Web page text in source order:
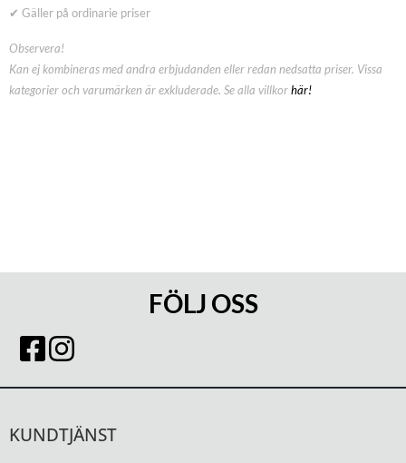
✔ Gäller på ordinarie priser
Observera!
Kan ej kombineras med andra erbjudanden eller redan nedsatta priser. Vissa
kategorier och varumärken är exkluderade. Se alla villkorhär!
FÖLJ OSS
KUNDTJÄNST